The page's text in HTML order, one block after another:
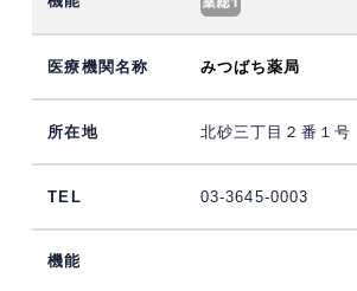
みつばち薬局
北砂三丁目２番１号
03-3645-0003